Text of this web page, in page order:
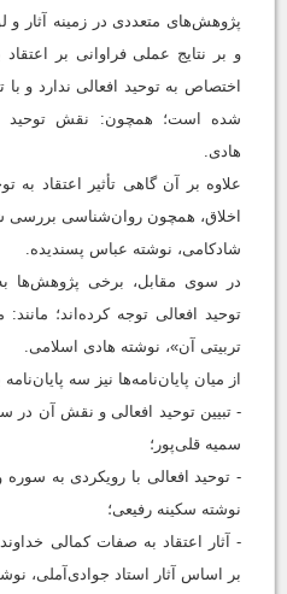
پژوهش‌های متعددی در زمینه آثار و
و بر نتایج عملی فراوانی بر
اختصاص به توحید افعالی ندارد و
شده است؛ همچون: نقش توحید
هادی.
علاوه بر آن گاهی تأثیر اعتقاد به
اخلاق، همچون روان‌شناسی بررسی
شادکامی، نوشته عباس پسندیده.
در سوی مقابل، برخی پژوهش‌ها به
توحید افعالی توجه کرده‌اند؛ مانند:
تربیتی آن»، نوشته هادی اسلامی.
از میان پایان‌نامه‌ها نیز سه
- تبیین توحید افعالی و نقش آن در
سمیه قلی‌پور؛
- توحید افعالی با رویکردی به سوره
نوشته سکینه رفیعی؛
- آثار اعتقاد به صفات کمالی
بر اساس آثار استاد جوادی‌آملی،